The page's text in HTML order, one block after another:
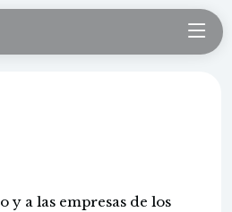
y a las empresas de los